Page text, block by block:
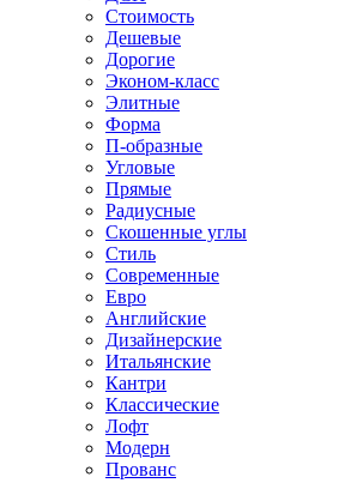
Стоимость
Дешевые
Дорогие
Эконом-класс
Элитные
Форма
П-образные
Угловые
Прямые
Радиусные
Скошенные углы
Стиль
Современные
Евро
Английские
Дизайнерские
Итальянские
Кантри
Классические
Лофт
Модерн
Прованс